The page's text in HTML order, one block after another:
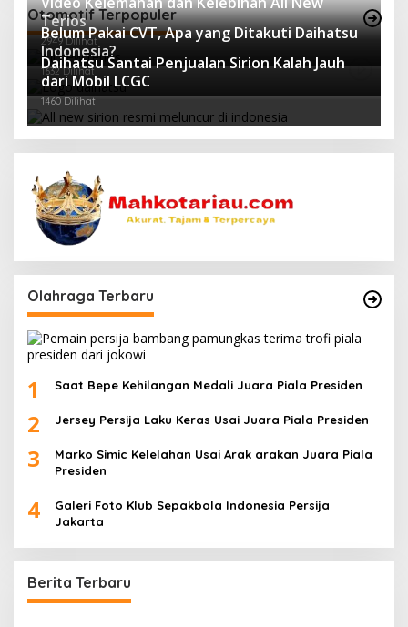
Otomotif Terpopuler
Terios
2949 Dilihat
Belum Pakai CVT, Apa yang Ditakuti Daihatsu
Indonesia?
1632 Dilihat
Daihatsu Santai Penjualan Sirion Kalah Jauh
dari Mobil LCGC
1460 Dilihat
Olahraga Terbaru
1 Saat Bepe Kehilangan Medali Juara Piala Presiden
2 Jersey Persija Laku Keras Usai Juara Piala Presiden
3
Marko Simic Kelelahan Usai Arak arakan Juara Piala
Presiden
4
Galeri Foto Klub Sepakbola Indonesia Persija
Jakarta
Berita Terbaru